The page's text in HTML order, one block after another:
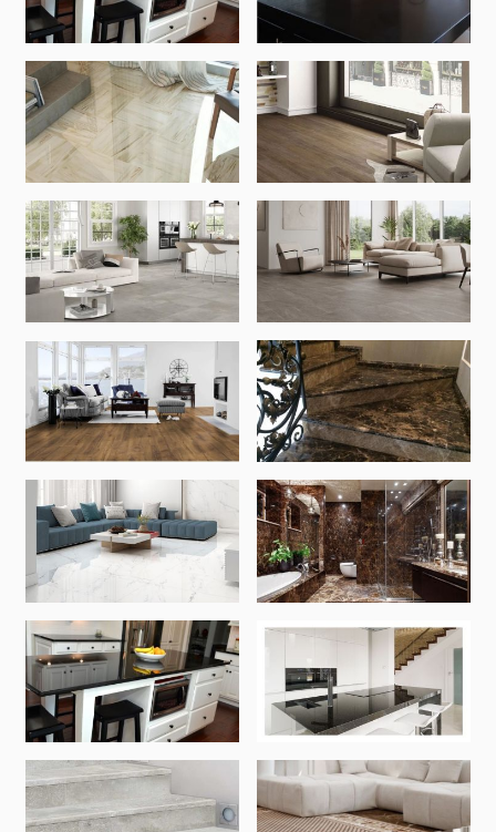
Վերամբարձ տեխնիկա
(32)
Մեքենաներ(5)
Գործիքներ (10)
Շինարարական տեխնիկա
(25)
Բոլորը
Սոսինձներ և քսանյութեր (4)
Սոսինձ(3)
Քսանյութեր
(15)
Լողավազանի պարագաներ
Լողավազանի աստիճաններ(2)
Լողավազանի համակարգեր(14)
Լողավազանի ֆիլտրացիոն համակարգեր (4)
Խողովակներ և թիթեղներ
Քառանկյուն մետաղական խողովակներ (17)
Ցինկապատ թիթեղներ
(4)
PVC խողովակներ և կցամասեր(46)